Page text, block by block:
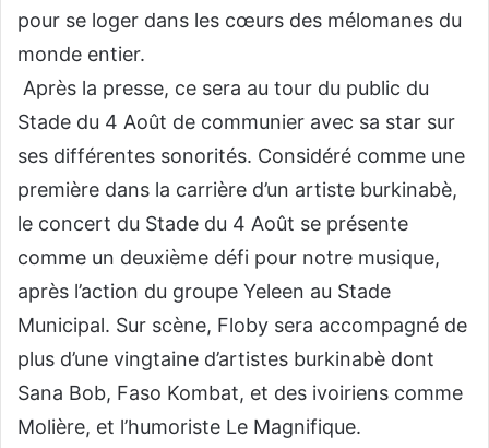
pour se loger dans les cœurs des mélomanes du
monde entier.
Après la presse, ce sera au tour du public du
Stade du 4 Août de communier avec sa star sur
ses différentes sonorités. Considéré comme une
première dans la carrière d’un artiste burkinabè,
le concert du Stade du 4 Août se présente
comme un deuxième défi pour notre musique,
après l’action du groupe Yeleen au Stade
Municipal. Sur scène, Floby sera accompagné de
plus d’une vingtaine d’artistes burkinabè dont
Sana Bob, Faso Kombat, et des ivoiriens comme
Molière, et l’humoriste Le Magnifique.